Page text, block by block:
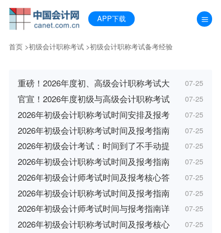
APP下载
首页>初级会计职称考试>初级会计职称考试备考经验
重磅！2026年度初、高级会计职称考试大 07-25
官宣！2026年度初级与高级会计职称考试 07-25
2026年初级会计职称考试时间安排及报考 07-25
2026年初级会计职称考试时间及报考指南 07-25
2026年初级会计考试：时间到了不手动提 07-25
2026年初级会计职称考试时间及报考指南 07-25
2026年初级会计师考试时间及报考核心答 07-25
2026年初级会计职称考试时间及报考指南 07-25
2026年初级会计师考试时间与报考指南详 07-25
2026年初级会计职称考试时间及报考核心 07-25